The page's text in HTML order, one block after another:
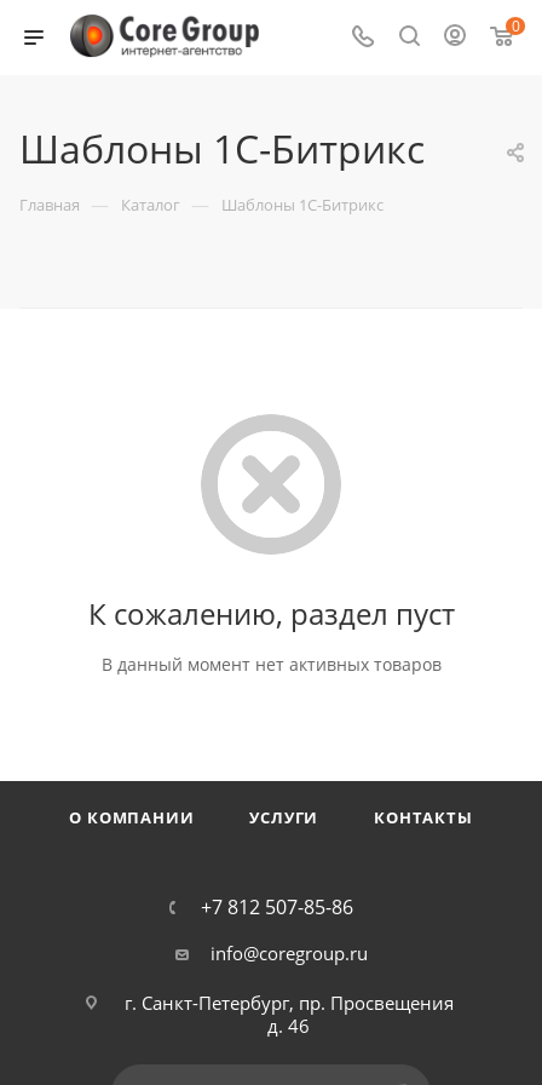
0
Шаблоны 1С-Битрикс
Главная — Каталог — Шаблоны 1С-Битрикс
К сожалению, раздел пуст
В данный момент нет активных товаров
О КОМПАНИИ УСЛУГИ КОНТАКТЫ
+7 812 507-85-86
info@coregroup.ru
г. Санкт-Петербург, пр. Просвещения
д. 46